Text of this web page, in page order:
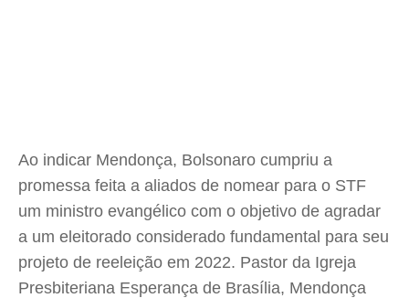
Ao indicar Mendonça, Bolsonaro cumpriu a
promessa feita a aliados de nomear para o STF
um ministro evangélico com o objetivo de agradar
a um eleitorado considerado fundamental para seu
projeto de reeleição em 2022. Pastor da Igreja
Presbiteriana Esperança de Brasília, Mendonça